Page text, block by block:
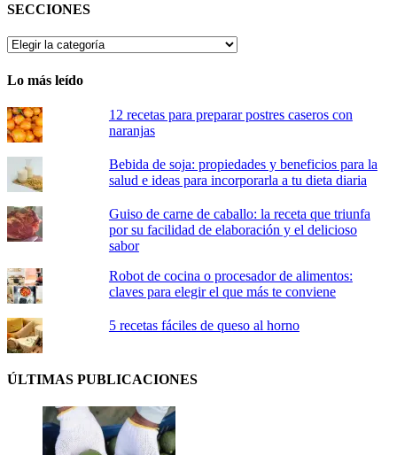
SECCIONES
SECCIONES
Lo más leído
12 recetas para preparar postres caseros con
naranjas
Bebida de soja: propiedades y beneficios para la
salud e ideas para incorporarla a tu dieta diaria
Guiso de carne de caballo: la receta que triunfa
por su facilidad de elaboración y el delicioso
sabor
Robot de cocina o procesador de alimentos:
claves para elegir el que más te conviene
5 recetas fáciles de queso al horno
ÚLTIMAS PUBLICACIONES